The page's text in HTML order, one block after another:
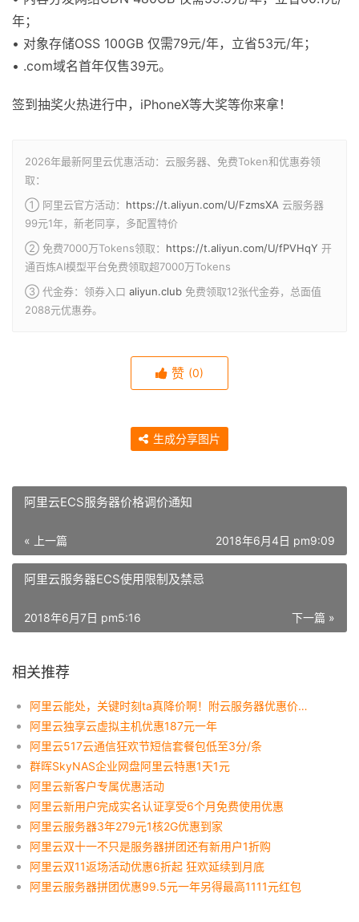
年；
• 对象存储OSS 100GB 仅需79元/年，立省53元/年；
• .com域名首年仅售39元。
签到抽奖火热进行中，iPhoneX等大奖等你来拿！
2026年最新阿里云优惠活动：云服务器、免费Token和优惠券领
取：
① 阿里云官方活动： https://t.aliyun.com/U/FzmsXA 云服务器
99元1年，新老同享，多配置特价
② 免费7000万Tokens领取： https://t.aliyun.com/U/fPVHqY 开
通百炼AI模型平台免费领取超7000万Tokens
③ 代金券：领券入口 aliyun.club 免费领取12张代金券，总面值
2088元优惠券。
赞 (0)
生成分享图片
阿里云ECS服务器价格调价通知
« 上一篇 2018年6月4日 pm9:09
阿里云服务器ECS使用限制及禁忌
下一篇 »
2018年6月7日 pm5:16
相关推荐
阿里云能处，关键时刻ta真降价啊！附云服务器优惠价格表
阿里云独享云虚拟主机优惠187元一年
阿里云517云通信狂欢节短信套餐包低至3分/条
群晖SkyNAS企业网盘阿里云特惠1天1元
阿里云新客户专属优惠活动
阿里云新用户完成实名认证享受6个月免费使用优惠
阿里云服务器3年279元1核2G优惠到家
阿里云双十一不只是服务器拼团还有新用户1折购
阿里云双11返场活动优惠6折起 狂欢延续到月底
阿里云服务器拼团优惠99.5元一年另得最高1111元红包